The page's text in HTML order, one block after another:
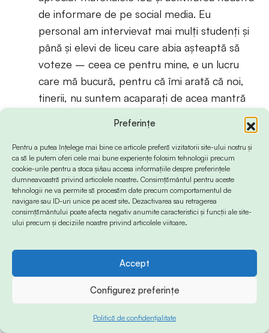
Preferințe
Pentru a putea înțelege mai bine ce articole preferă vizitatorii site-ului nostru și
ca să le putem oferi cele mai bune experiențe folosim tehnologii precum
cookie-urile pentru a stoca și/sau accesa informațiile despre preferințele
dumneavoastră privind articolele noastre. Consimțământul pentru aceste
tehnologii ne va permite să procesăm date precum comportamentul de
navigare sau ID-uri unice pe acest site. Dezactivarea sau retragerea
consimțământului poate afecta negativ anumite caracteristici și funcții ale site-
ului precum și deciziile noastre privind articolele viitoare.
Accept
Configurez preferințe
Politică de confidențialitate
de informare de pe social media. Eu
personal am intervievat mai mulți studenți și
până și elevi de liceu care abia așteaptă să
voteze – ceea ce pentru mine, e un lucru
care mă bucură, pentru că îmi arată că noi,
tinerii, nu suntem acaparați de acea mantră
Expunerea acestei experiențe personale a fost
urmată de o scurtă mențiune a numărului
considerabil de tineri care vor vota în 2024:
“Aș vrea să amintesc că, în acest an, patru
cuvinte vârstele 18-34, celebra categorie
citată peste tot, sunt așteptați la urnele de
vot. Dintre aceștia, cât de mulți dintre ei vor
vota la europarlamentare? Unul din zece!
Adică 400.000 de tineri care, în marea